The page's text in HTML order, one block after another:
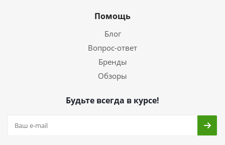
Помощь
Блог
Вопрос-ответ
Бренды
Обзоры
Будьте всегда в курсе!